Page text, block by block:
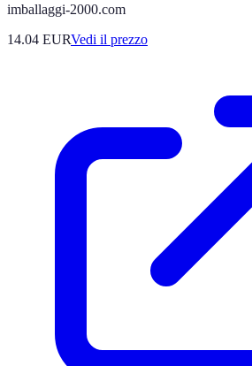
imballaggi-2000.com
14.04 EURVedi il prezzo